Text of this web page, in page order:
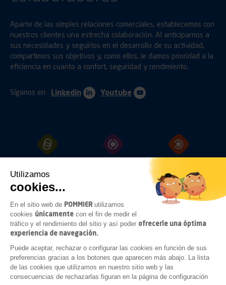
Utilizamos
cookies...
En el sitio web de POMMIER utilizamos
cookies únicamente con el fin de medir el
tráfico y el rendimiento del sitio y así poder ofrecerle una óptima
experiencia de navegación.
Puede aceptar, rechazar o configurar las cookies en función de sus
preferencias gracias a los botones que aparecen más abajo. La lista
de las cookies que utilizamos en nuestro sitio web y las
consecuencias de rechazarlas figuran en la página de configuración
Aparte de las simples relaciones comerciales, establecemos con
nuestros clientes una estrecha colaboración. Al anticiparnos a
sus necesidades y seguirlos en el desarrollo de su actividad,
compartimos sus objetivos y, como ellos, le damos prioridad a la
eficiencia en cuanto a confort, seguridad y rendimiento.
Síganos en Linkedin Youtube
CERRAMIENTOS ILUMINACIÓN
COMPLEMENTOS
CARROCERÍA